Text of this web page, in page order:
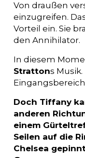
Von draußen
einzugreifen.
Vorteil ein. Sie
den Annihilator.
In diesem
Strattons
Doch Tiffany
anderen
einem
Seilen auf die
Chelsea